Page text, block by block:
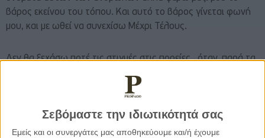
Σεβόμαστε την ιδιωτικότητά σας
Εμείς και οι συνεργάτες μας αποθηκεύουμε και/ή έχουμε
βάρος εκείνου του τόπου. Και αυτό το βάρος γίνεται φωνή
μου, και με ωθεί να συνεχίσω Μέχρι Τέλους.
Δεν θα ξεχάσω ποτέ τις στιγμές στις πορείες, όταν, παρά τα
τραγουδώντας δυνατά. Εκεί γεννήθηκε ένα νέο σύνθημα:
καταλάβαμε πως ναι, αυτό φοβούνται… την αγάπη μας, τη
φωνή μας, την ενότητά μας. Και γι’ αυτό προσπαθούν να μας